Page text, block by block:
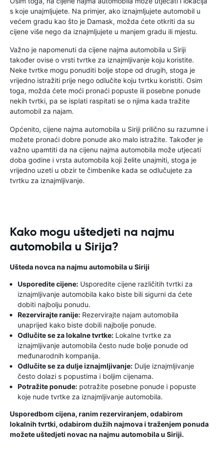
s koje unajmljujete. Na primjer, ako iznajmljujete automobil u
većem gradu kao što je Damask, možda ćete otkriti da su
cijene više nego da iznajmljujete u manjem gradu ili mjestu.
Važno je napomenuti da cijene najma automobila u Siriji
također ovise o vrsti tvrtke za iznajmljivanje koju koristite.
Neke tvrtke mogu ponuditi bolje stope od drugih, stoga je
vrijedno istražiti prije nego odlučite koju tvrtku koristiti. Osim
toga, možda ćete moći pronaći popuste ili posebne ponude
nekih tvrtki, pa se isplati raspitati se o njima kada tražite
automobil za najam.
Općenito, cijene najma automobila u Siriji prilično su razumne i
možete pronaći dobre ponude ako malo istražite. Također je
važno upamtiti da na cijenu najma automobila može utjecati
doba godine i vrsta automobila koji želite unajmiti, stoga je
vrijedno uzeti u obzir te čimbenike kada se odlučujete za
tvrtku za iznajmljivanje.
Kako mogu uštedjeti na najmu
automobila u Sirija?
Ušteda novca na najmu automobila u Siriji
Usporedite cijene: Usporedite cijene različitih tvrtki za
iznajmljivanje automobila kako biste bili sigurni da ćete
dobiti najbolju ponudu.
Rezervirajte ranije: Rezervirajte najam automobila
unaprijed kako biste dobili najbolje ponude.
Odlučite se za lokalne tvrtke: Lokalne tvrtke za
iznajmljivanje automobila često nude bolje ponude od
međunarodnih kompanija.
Odlučite se za dulje iznajmljivanje: Dulje iznajmljivanje
često dolazi s popustima i boljim cijenama.
Potražite ponude: potražite posebne ponude i popuste
koje nude tvrtke za iznajmljivanje automobila.
Usporedbom cijena, ranim rezerviranjem, odabirom
lokalnih tvrtki, odabirom dužih najmova i traženjem ponuda
možete uštedjeti novac na najmu automobila u Siriji.